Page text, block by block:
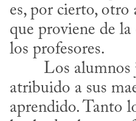
es, por cierto, otro
que proviene de la
los profesores.
atribuido a sus
aprendido. Tanto